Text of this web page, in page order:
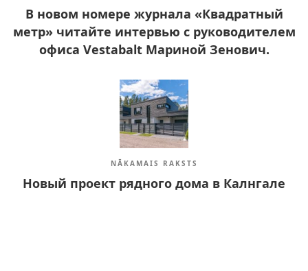
В новом номере журнала «Квадратный
метр» читайте интервью с руководителем
офиса Vestabalt Мариной Зенович.
NĀKAMAIS RAKSTS
Hовый проект рядного дома в Калнгале